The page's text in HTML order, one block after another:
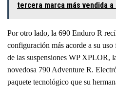
tercera marca más vendida a
Por otro lado, la 690 Enduro R
configuración más acorde a su
de las suspensiones WP XPLOR,
novedosa 790 Adventure R.
paquete tecnológico que su